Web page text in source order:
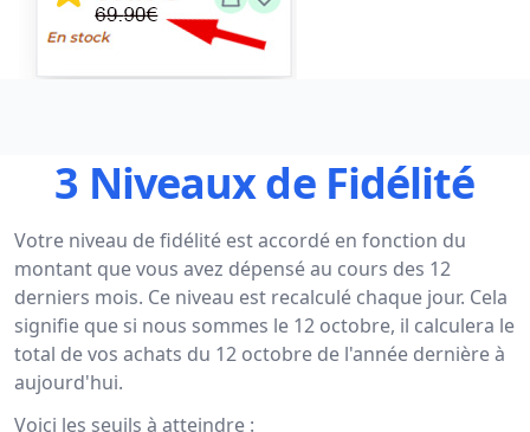
3 Niveaux de Fidélité
Votre niveau de fidélité est accordé en fonction du
montant que vous avez dépensé au cours des 12
derniers mois. Ce niveau est recalculé chaque jour. Cela
signifie que si nous sommes le 12 octobre, il calculera le
total de vos achats du 12 octobre de l'année dernière à
aujourd'hui.
Voici les seuils à atteindre :